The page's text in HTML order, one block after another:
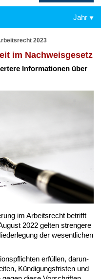
Jahr
2023
im Nach­weis­ge­setz
In­for­ma­tio­nen über
im Ar­beits­recht be­trifft
2022 gel­ten stren­ge­re
der we­sent­li­chen
er­fül­len, dar­un­
Kün­di­gungs­fris­ten und